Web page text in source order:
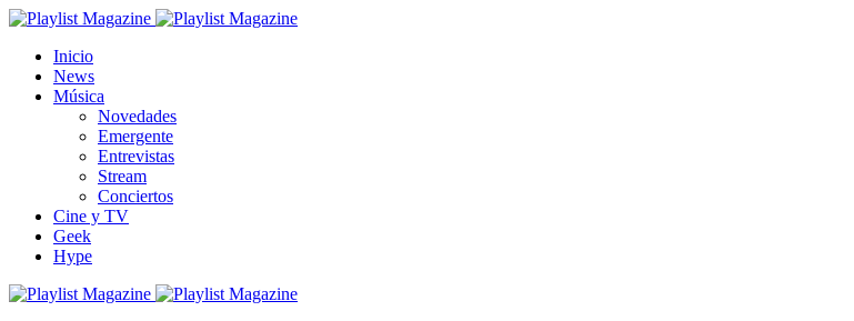
Inicio
News
Música
Novedades
Emergente
Entrevistas
Stream
Conciertos
Cine y TV
Geek
Hype